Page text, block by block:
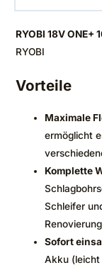
RYOBI 18V
RYOBI
Vorteile
Maximale
ermöglicht
Komplette
Schleifer
Sofort
Akku